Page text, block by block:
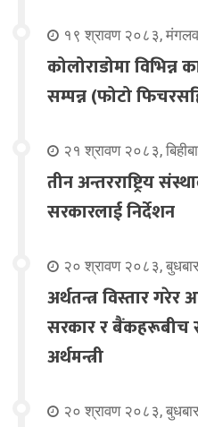
१९ श्रावण २०८३,
कोलोराडोमा
सम्पन्न (फोटो
२१ श्रावण २०८३,
तीन अन्तरराष्ट्रिय
सरकारलाई निर्देशन
२० श्रावण २०८३, बुधबार
अर्थतन्त्र विस्तार गरेर
सरकार र बैंकहरूबीच
अर्थमन्त्री
२० श्रावण २०८३, बुधबार